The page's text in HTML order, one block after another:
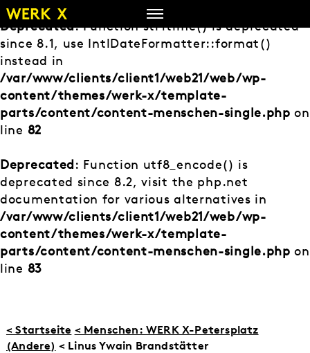
Zum
Inhalt
springen
Deprecated: Function strftime() is deprecated
since 8.1, use IntlDateFormatter::format()
instead in
/var/www/clients/client1/web21/web/wp-
content/themes/werk-x/template-
parts/content/content-menschen-single.php on
line 82
Deprecated: Function utf8_encode() is
deprecated since 8.2, visit the php.net
documentation for various alternatives in
/var/www/clients/client1/web21/web/wp-
content/themes/werk-x/template-
parts/content/content-menschen-single.php on
line 83
< Startseite < Menschen: WERK X-Petersplatz
(Andere) < Linus Ywain Brandstätter